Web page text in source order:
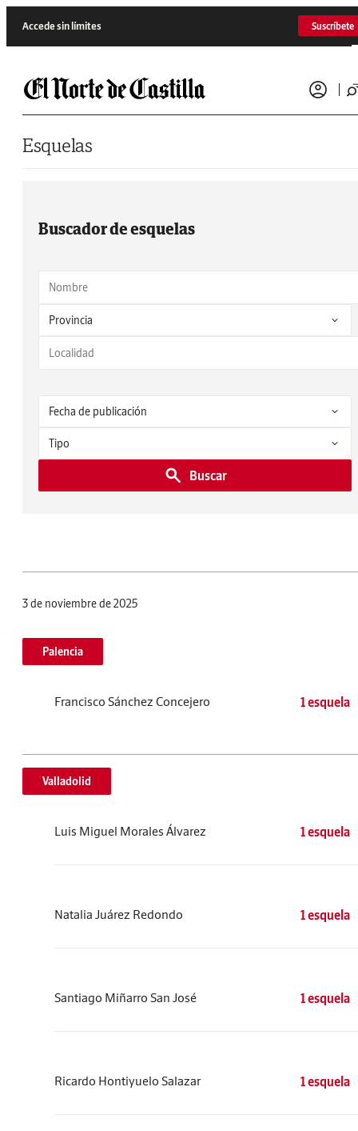
Accede sin límites Suscríbete
Esquelas
Buscador de esquelas
Buscar
3 de noviembre de 2025
Palencia
Francisco Sánchez Concejero 1 esquela
Valladolid
Luis Miguel Morales Álvarez 1 esquela
Natalia Juárez Redondo 1 esquela
Santiago Miñarro San José 1 esquela
Ricardo Hontiyuelo Salazar 1 esquela